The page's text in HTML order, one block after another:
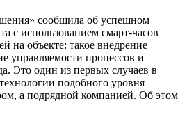
сообщила об успешном
с использованием смарт-часов
на объекте: такое внедрение
управляемости процессов и
Это один из первых случаев в
подобного уровня
а подрядной компанией. Об этом